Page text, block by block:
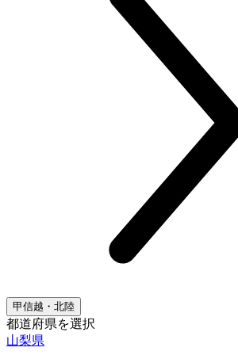
甲信越・北陸
都道府県を選択
山梨県